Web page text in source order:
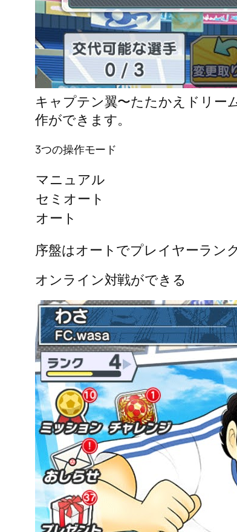
キャプテン翼〜たたかえドリー
作ができます。
3つの操作モード
マニュアル
セミオート
オート
序盤はオートでプレイヤーラン
オンライン対戦ができる